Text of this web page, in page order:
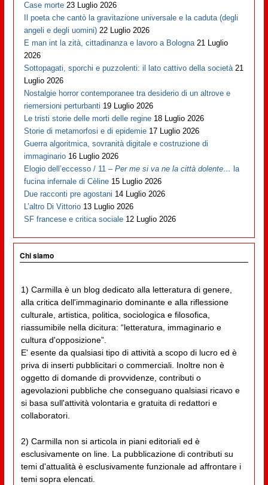
Case morte 23 Luglio 2026
Il poeta che cantò la gravitazione universale e la caduta (degli
angeli e degli uomini) 22 Luglio 2026
E man int la zità, cittadinanza e lavoro a Bologna 21 Luglio
2026
Sottopagati, sporchi e puzzolenti: il lato cattivo della società 21
Luglio 2026
Nostalgie horror contemporanee tra desiderio di un altrove e
riemersioni perturbanti 19 Luglio 2026
Le tristi storie delle morti delle regine 18 Luglio 2026
Storie di metamorfosi e di epidemie 17 Luglio 2026
Guerra algoritmica, sovranità digitale e costruzione di
immaginario 16 Luglio 2026
Elogio dell’eccesso / 11 –Per me si va ne la città dolente… la
fucina infernale di Cèline 15 Luglio 2026
Due racconti pre agostani 14 Luglio 2026
L’altro Di Vittorio 13 Luglio 2026
SF francese e critica sociale 12 Luglio 2026
Chi siamo
1) Carmilla è un blog dedicato alla letteratura di genere,
alla critica dell'immaginario dominante e alla riflessione
culturale, artistica, politica, sociologica e filosofica,
riassumibile nella dicitura: “letteratura, immaginario e
cultura d'opposizione”.
E' esente da qualsiasi tipo di attività a scopo di lucro ed è
priva di inserti pubblicitari o commerciali. Inoltre non è
oggetto di domande di provvidenze, contributi o
agevolazioni pubbliche che conseguano qualsiasi ricavo e
si basa sull'attività volontaria e gratuita di redattori e
collaboratori.
2) Carmilla non si articola in piani editoriali ed è
esclusivamente on line. La pubblicazione di contributi su
temi d'attualità è esclusivamente funzionale ad affrontare i
temi sopra elencati.